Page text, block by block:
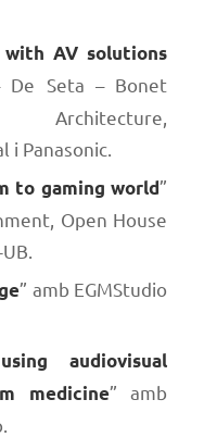
AV solutions
De Seta – Bonet
Architecture,
Panasonic.
to gaming world”
Open House
” amb EGMStudio
audiovisual
medicine” amb